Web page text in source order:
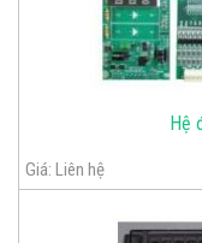
Hệ
Giá: Liên hệ